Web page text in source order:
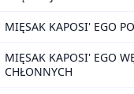
MIĘSAK KAPOSI' EGO
MIĘSAK KAPOSI' EGO
CHŁONNYCH